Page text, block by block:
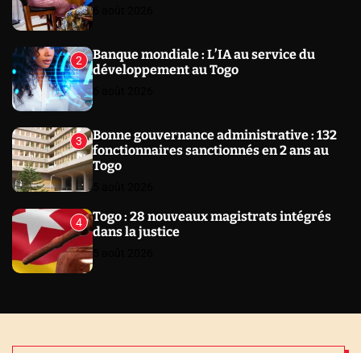
2
Banque mondiale : L’IA au service du
développement au Togo
3
Bonne gouvernance administrative : 132
fonctionnaires sanctionnés en 2 ans au
Togo
4
Togo : 28 nouveaux magistrats intégrés
dans la justice